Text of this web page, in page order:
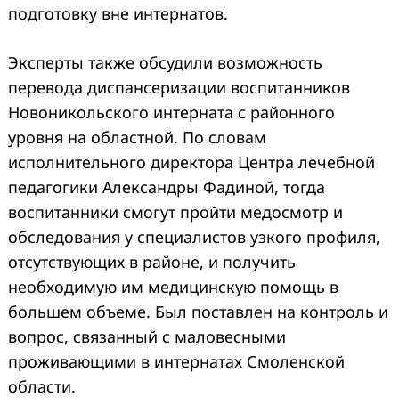
подготовку вне интернатов.
Эксперты также обсудили возможность
перевода диспансеризации воспитанников
Новоникольского интерната с районного
уровня на областной. По словам
исполнительного директора Центра лечебной
педагогики Александры Фадиной, тогда
воспитанники смогут пройти медосмотр и
обследования у специалистов узкого профиля,
отсутствующих в районе, и получить
необходимую им медицинскую помощь в
большем объеме. Был поставлен на контроль и
вопрос, связанный с маловесными
проживающими в интернатах Смоленской
области.